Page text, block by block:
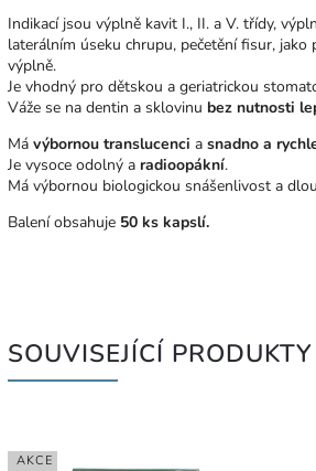
Indikací jsou výplně kavit I., II. a V. třídy,
laterálním úseku chrupu, pečetění fisur, jako
výplně.
Je vhodný pro dětskou a geriatrickou
Váže se na dentin a sklovinu bez nutnosti
Má výbornou translucenci a snadno a
Je vysoce odolný a radioopákní.
Má výbornou biologickou snášenlivost a
Balení obsahuje 50 ks kapslí.
SOUVISEJÍCÍ PRODUKTY
AKCE